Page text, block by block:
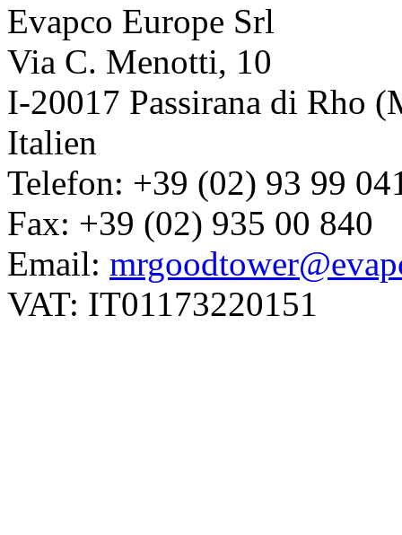
Evapco Europe Srl
Via C. Menotti, 10
I-20017 Passirana di Rho
Italien
Telefon: +39 (02) 93 99
Fax: +39 (02) 935 00 840
Email:
VAT: IT01173220151